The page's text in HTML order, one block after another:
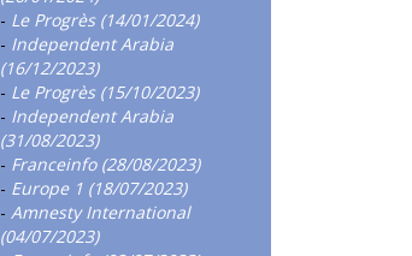
- Le Progrès (14/01/2024)
- Independent Arabia
(16/12/2023)
- Le Progrès (15/10/2023)
- Independent Arabia
(31/08/2023)
- Franceinfo (28/08/2023)
- Europe 1 (18/07/2023)
- Amnesty International
(04/07/2023)